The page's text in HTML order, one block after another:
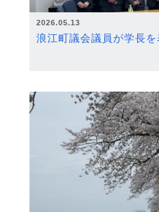
2026.05.13
浪江町議会議員が学長